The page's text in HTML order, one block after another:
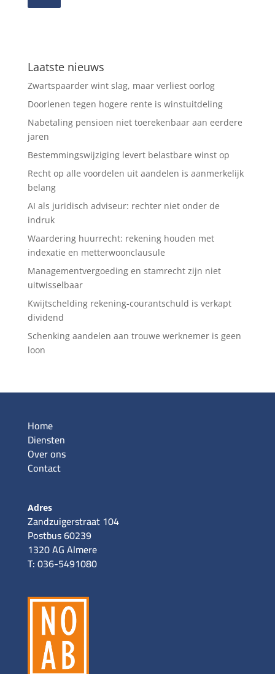
Laatste nieuws
Zwartspaarder wint slag, maar verliest oorlog
Doorlenen tegen hogere rente is winstuitdeling
Nabetaling pensioen niet toerekenbaar aan eerdere
jaren
Bestemmingswijziging levert belastbare winst op
Recht op alle voordelen uit aandelen is aanmerkelijk
belang
AI als juridisch adviseur: rechter niet onder de
indruk
Waardering huurrecht: rekening houden met
indexatie en metterwoonclausule
Managementvergoeding en stamrecht zijn niet
uitwisselbaar
Kwijtschelding rekening-courantschuld is verkapt
dividend
Schenking aandelen aan trouwe werknemer is geen
loon
Home
Diensten
Over ons
Contact
Adres
Zandzuigerstraat 104
Postbus 60239
1320 AG Almere
T: 036-5491080